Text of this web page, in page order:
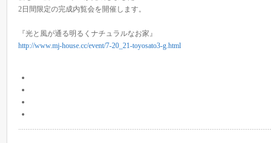
2日間限定の完成内覧会を開催します。
『光と風が通る明るくナチュラルなお家』
http://www.mj-house.cc/event/7-20_21-toyosato3-g.html